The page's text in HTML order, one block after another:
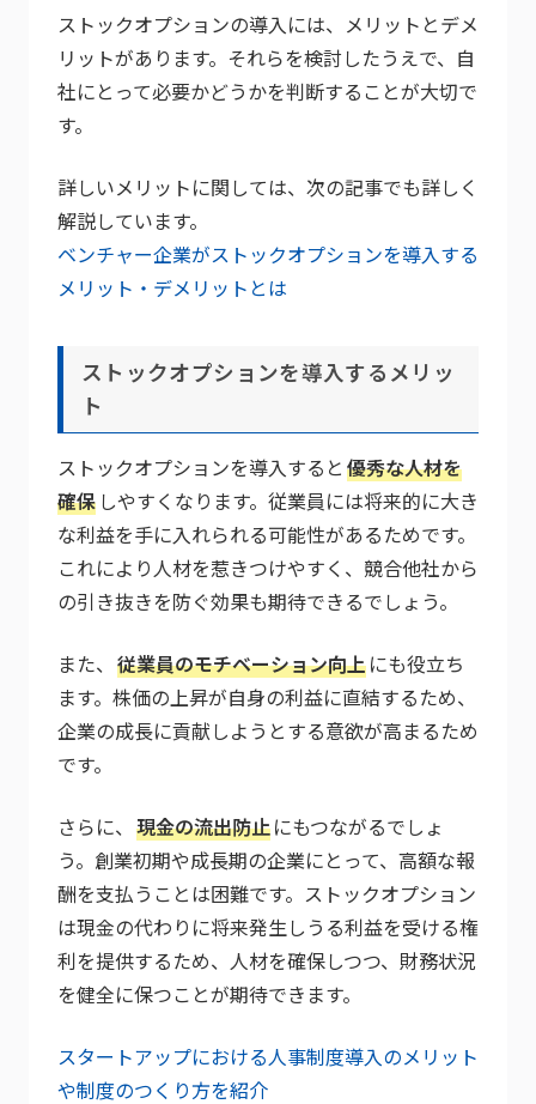
ストックオプションの導入には、メリットとデメ
リットがあります。それらを検討したうえで、自
社にとって必要かどうかを判断することが大切で
す。
詳しいメリットに関しては、次の記事でも詳しく
解説しています。
ベンチャー企業がストックオプションを導入する
メリット・デメリットとは
ストックオプションを導入するメリッ
ト
ストックオプションを導入すると 優秀な人材を
確保 しやすくなります。従業員には将来的に大き
な利益を手に入れられる可能性があるためです。
これにより人材を惹きつけやすく、競合他社から
の引き抜きを防ぐ効果も期待できるでしょう。
また、 従業員のモチベーション向上にも役立ち
ます。株価の上昇が自身の利益に直結するため、
企業の成長に貢献しようとする意欲が高まるため
です。
さらに、 現金の流出防止にもつながるでしょ
う。創業初期や成長期の企業にとって、高額な報
酬を支払うことは困難です。ストックオプション
は現金の代わりに将来発生しうる利益を受ける権
利を提供するため、人材を確保しつつ、財務状況
を健全に保つことが期待できます。
スタートアップにおける人事制度導入のメリット
や制度のつくり方を紹介